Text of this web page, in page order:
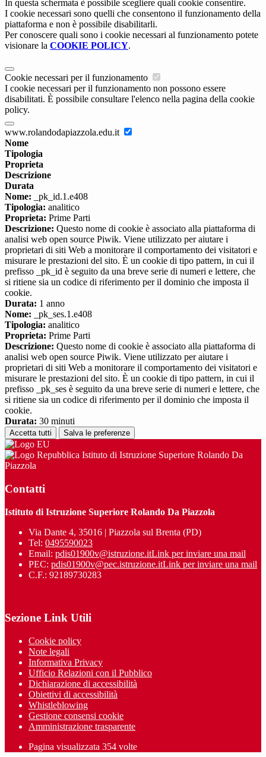
In questa schermata è possibile scegliere quali cookie consentire.
I cookie necessari sono quelli che consentono il funzionamento della
piattaforma e non è possibile disabilitarli.
Per conoscere quali sono i cookie necessari al funzionamento potete
visionare la COOKIE POLICY.
Cookie necessari per il funzionamento
I cookie necessari per il funzionamento non possono essere
disabilitati. È possibile consultare l'elenco nella pagina della cookie
policy.
www.rolandodapiazzola.edu.it
Nome
Tipologia
Proprieta
Descrizione
Durata
Nome: _pk_id.1.e408
Tipologia: analitico
Proprieta: Prime Parti
Descrizione: Questo nome di cookie è associato alla piattaforma di
analisi web open source Piwik. Viene utilizzato per aiutare i
proprietari di siti Web a monitorare il comportamento dei visitatori e
misurare le prestazioni del sito. È un cookie di tipo pattern, in cui il
prefisso _pk_id è seguito da una breve serie di numeri e lettere, che
si ritiene sia un codice di riferimento per il dominio che imposta il
cookie.
Durata: 1 anno
Nome: _pk_ses.1.e408
Tipologia: analitico
Proprieta: Prime Parti
Descrizione: Questo nome di cookie è associato alla piattaforma di
analisi web open source Piwik. Viene utilizzato per aiutare i
proprietari di siti Web a monitorare il comportamento dei visitatori e
misurare le prestazioni del sito. È un cookie di tipo pattern, in cui il
prefisso _pk_ses è seguito da una breve serie di numeri e lettere, che
si ritiene sia un codice di riferimento per il dominio che imposta il
cookie.
Durata: 30 minuti
Accetta tutti Salva le preferenze
Istituto di Istruzione Superiore Rolando Da
Piazzola
Contatti
Istituto di Istruzione Superiore Rolando Da Piazzola
Via Dante 4, 35016 | Piazzola sul Brenta (PD)
Tel: 0495590023
Email: pdis01900v@istruzione.itLink per inviare una mail
PEC: pdis01900v@pec.istruzione.itLink per inviare una mail
C.F.: 92189730283
Sezione Link Utili
Cookie policy
Note legali
Informativa Privacy
Ufficio Relazioni con il Pubblico
Dichiarazione di accessibilità
Obiettivi di accessibilità
Whistleblowing
Gestione consensi cookie
Amministrazione trasparente
Pagina visualizzata 354 volte